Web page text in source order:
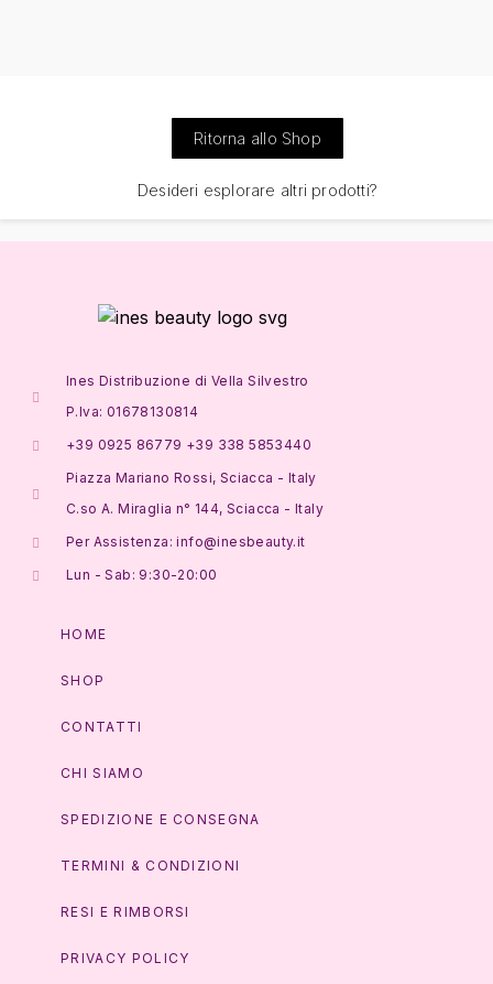
Ritorna allo Shop
Desideri esplorare altri prodotti?
Ines Distribuzione di Vella Silvestro
P.Iva: 01678130814
+39 0925 86779 +39 338 5853440
Piazza Mariano Rossi, Sciacca - Italy
C.so A. Miraglia n° 144, Sciacca - Italy
Per Assistenza: info@inesbeauty.it
Lun - Sab: 9:30-20:00
HOME
SHOP
CONTATTI
CHI SIAMO
SPEDIZIONE E CONSEGNA
TERMINI & CONDIZIONI
RESI E RIMBORSI
PRIVACY POLICY